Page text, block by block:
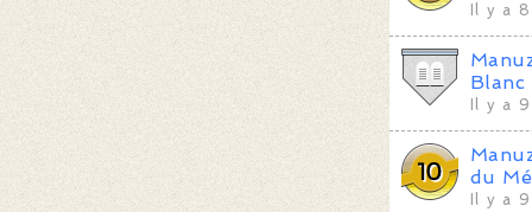
Il y a
Il y a
du
Il y a